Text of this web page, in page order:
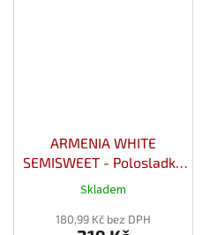
ARMENIA WHITE
SEMISWEET - Polosladké
bílé víno 12,5% 0,75l
Skladem
180,99 Kč bez DPH